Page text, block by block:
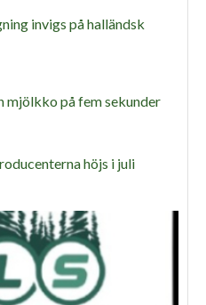
invigs på halländsk
mjölkko på fem sekunder
höjs i juli